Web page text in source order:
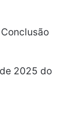
2025 do